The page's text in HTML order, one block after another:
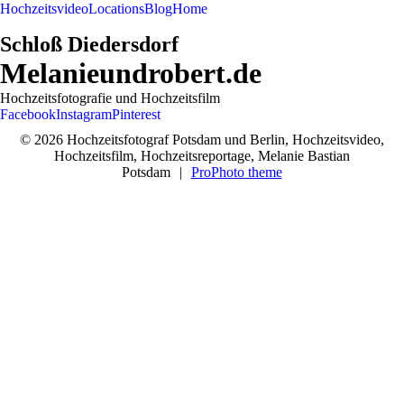
HochzeitsvideoLocationsBlogHome
Schloß Diedersdorf
Melanieundrobert.de
Hochzeitsfotografie und Hochzeitsfilm
FacebookInstagramPinterest
© 2026 Hochzeitsfotograf Potsdam und Berlin, Hochzeitsvideo,
Hochzeitsfilm, Hochzeitsreportage, Melanie Bastian
Potsdam
| ProPhoto theme